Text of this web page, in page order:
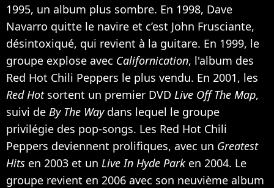
1995, un album plus sombre. En 1998, Dave
Navarro quitte le navire et c’est John Frusciante,
désintoxiqué, qui revient à la guitare. En 1999, le
groupe explose avec Californication, l'album des
Red Hot Chili Peppers le plus vendu. En 2001, les
Red Hot sortent un premier DVD Live Off The Map,
suivi de By The Way dans lequel le groupe
privilégie des pop-songs. Les Red Hot Chili
Peppers deviennent prolifiques, avec un Greatest
Hits en 2003 et un Live In Hyde Park en 2004. Le
groupe revient en 2006 avec son neuvième album